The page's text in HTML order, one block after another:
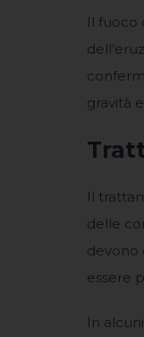
Il fuoco
gravità
Il
delle
devono
essere
In